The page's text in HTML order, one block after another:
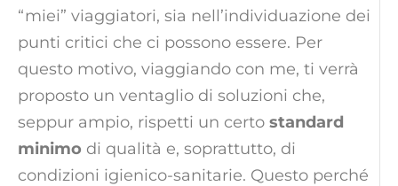
“miei” viaggiatori, sia nell’individuazione dei
punti critici che ci possono essere. Per
questo motivo, viaggiando con me, ti verrà
proposto un ventaglio di soluzioni che,
seppur ampio, rispetti un certo standard
minimo di qualità e, soprattutto, di
condizioni igienico-sanitarie. Questo perché